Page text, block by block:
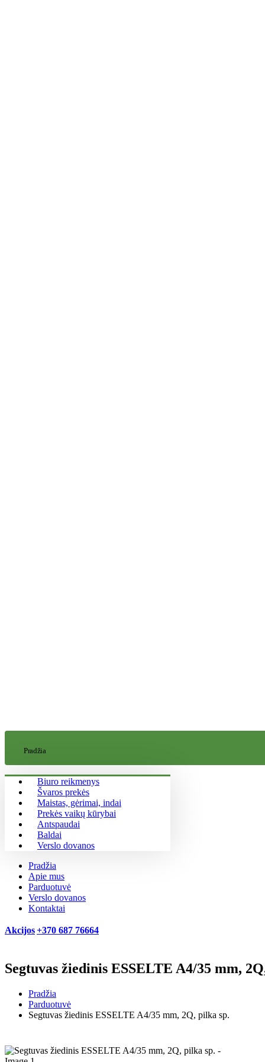
Pradžia
Biuro reikmenys
Švaros prekės
Maistas, gėrimai, indai
Prekės vaikų kūrybai
Antspaudai
Baldai
Verslo dovanos
Pradžia
Apie mus
Parduotuvė
Verslo dovanos
Kontaktai
Akcijos+370 687 76664
Segtuvas žiedinis ESSELTE A4/35 mm,
Pradžia
Parduotuvė
Segtuvas žiedinis ESSELTE A4/35 mm, 2Q, pilka sp.